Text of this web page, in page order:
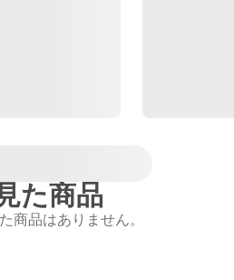
た商品
商品はありません。